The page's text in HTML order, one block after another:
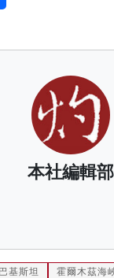
本社編輯部
巴基斯坦 霍爾木茲海